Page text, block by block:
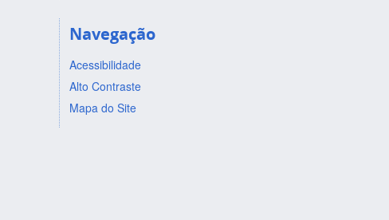
Navegação
Acessibilidade
Alto Contraste
Mapa do Site